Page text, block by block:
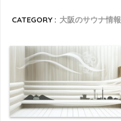
CATEGORY : 大阪のサウナ情報